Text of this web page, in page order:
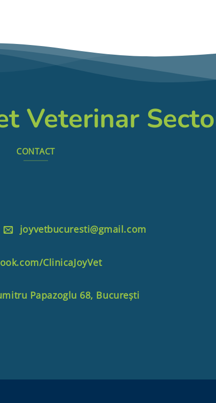
Veterinar
CONTACT
joyvetbucuresti@gmail.com
ClinicaJoyVet
Papazoglu 68, București